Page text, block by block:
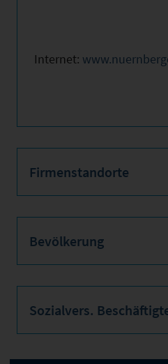
Internet:
Firmenstandorte
Bevölkerung
Sozialvers.